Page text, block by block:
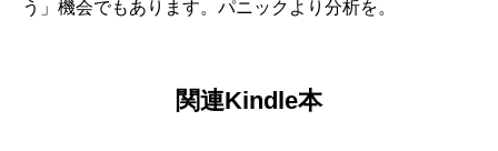
う」機会でもあります。パニックより分析を。
関連Kindle本